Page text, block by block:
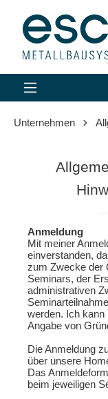
springen
Unternehmen
Anmeldung
Mit meiner
einverstanden,
zum Zwecke der
Seminars, der
administrativen
werden. Ich kann
Angabe von
Die Anmeldung
über unsere
Das
beim jeweiligen